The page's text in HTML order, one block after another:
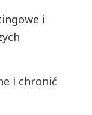
i
i chronić